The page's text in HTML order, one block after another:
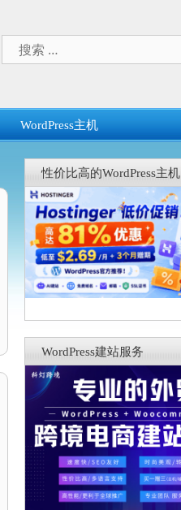
索：
WordPress主机
性价比高的WordPress主机
WordPress建站服务